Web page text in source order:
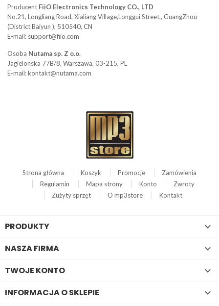
Producent FiiO Electronics Technology CO., LTD
No.21, Longliang Road, Xialiang Village,Longgui Street,, GuangZhou
(District Baiyun ), 510540, CN
E-mail: support@fiio.com
Osoba Nutama sp. Z o.o.
Jagielonska 77B/8, Warszawa, 03-215, PL
E-mail: kontakt@nutama.com
Strona główna Koszyk Promocje
Zamówienia
Regulamin
Mapa strony Konto
Zwroty
Zużyty sprzęt
O mp3store Kontakt
PRODUKTY 
NASZA FIRMA 
TWOJE KONTO 
INFORMACJA O SKLEPIE 